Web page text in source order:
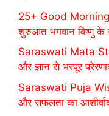
25+ Good
शुरुआत भगवान विष्णु के
Saraswati Mata
और ज्ञान से भरपूर
Saraswati Puja
और सफलता का